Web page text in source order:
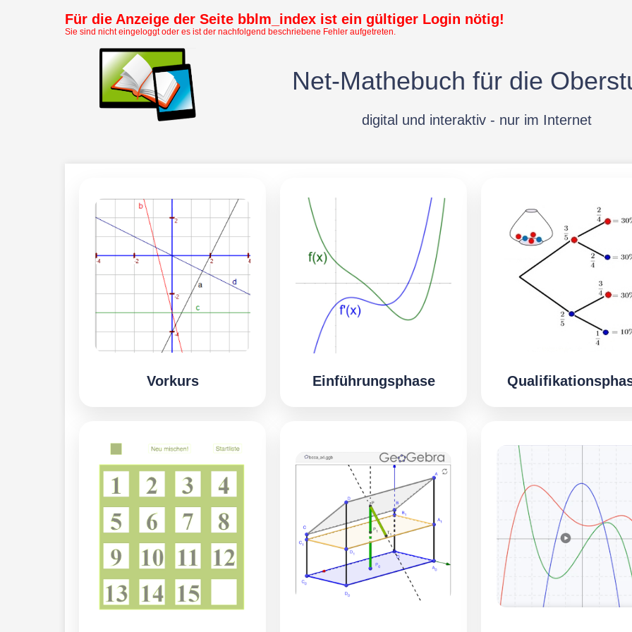
Für die Anzeige der Seite bblm_index ist ein gültiger Login nötig!
Sie sind nicht eingeloggt oder es ist der nachfolgend beschriebene Fehler aufgetreten.
Net-Mathebuch für die
digital und interaktiv - nur im Internet
Vorkurs Einführungsphase